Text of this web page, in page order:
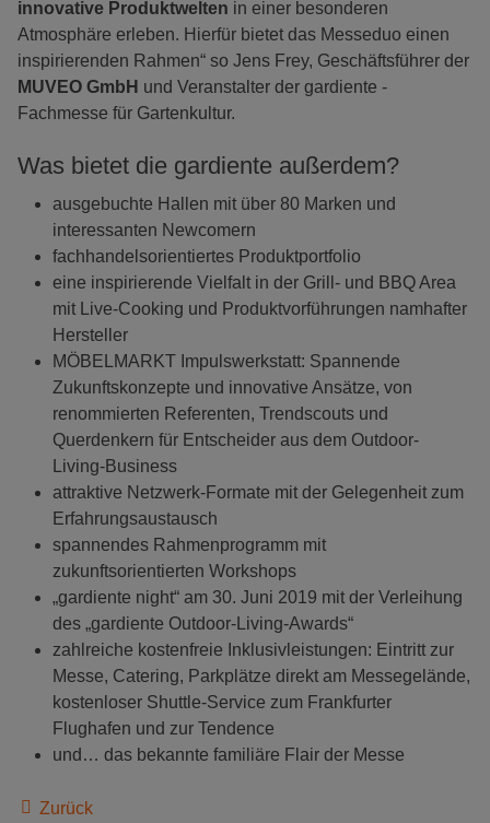
innovative Produktwelten in einer besonderen
Atmosphäre erleben. Hierfür bietet das Messeduo einen
inspirierenden Rahmen“ so Jens Frey, Geschäftsführer der
MUVEO GmbH und Veranstalter der gardiente -
Fachmesse für Gartenkultur.
Was bietet die gardiente außerdem?
ausgebuchte Hallen mit über 80 Marken und
interessanten Newcomern
fachhandelsorientiertes Produktportfolio
eine inspirierende Vielfalt in der Grill- und BBQ Area
mit Live-Cooking und Produktvorführungen namhafter
Hersteller
MÖBELMARKT Impulswerkstatt: Spannende
Zukunftskonzepte und innovative Ansätze, von
renommierten Referenten, Trendscouts und
Querdenkern für Entscheider aus dem Outdoor-
Living-Business
attraktive Netzwerk-Formate mit der Gelegenheit zum
Erfahrungsaustausch
spannendes Rahmenprogramm mit
zukunftsorientierten Workshops
„gardiente night“ am 30. Juni 2019 mit der Verleihung
des „gardiente Outdoor-Living-Awards“
zahlreiche kostenfreie Inklusivleistungen: Eintritt zur
Messe, Catering, Parkplätze direkt am Messegelände,
kostenloser Shuttle-Service zum Frankfurter
Flughafen und zur Tendence
und… das bekannte familiäre Flair der Messe
Zurück